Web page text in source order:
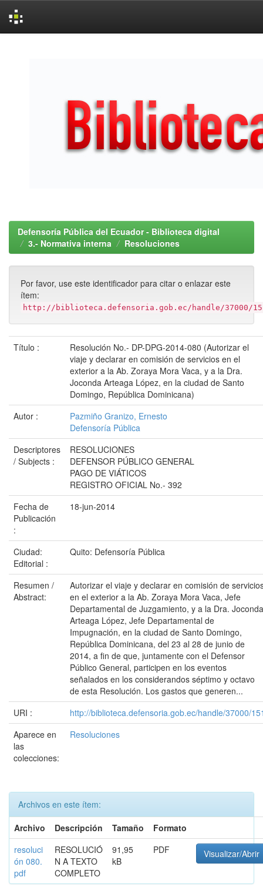
Defensoría Pública del Ecuador - Biblioteca digital
3.- Normativa interna
Resoluciones
Por favor, use este identificador para citar o enlazar este
ítem:
http://biblioteca.defensoria.gob.ec/handle/37000/
Título :
Resolución No.- DP-DPG-2014-080 (Autorizar el
viaje y declarar en comisión de servicios en el
exterior a la Ab. Zoraya Mora Vaca, y a la Dra.
Joconda Arteaga López, en la ciudad de Santo
Domingo, República Dominicana)
Autor :
Pazmiño Granizo, Ernesto
Defensoría Pública
Descriptores
/ Subjects :
RESOLUCIONES
DEFENSOR PÚBLICO GENERAL
PAGO DE VIÁTICOS
REGISTRO OFICIAL No.- 392
Fecha de
Publicación
:
18-jun-2014
Ciudad:
Editorial :
Quito: Defensoría Pública
Resumen /
Abstract:
Autorizar el viaje y declarar en comisión de
en el exterior a la Ab. Zoraya Mora Vaca, Jefe
Departamental de Juzgamiento, y a la Dra. Joconda
Arteaga López, Jefe Departamental de
Impugnación, en la ciudad de Santo Domingo,
República Dominicana, del 23 al 28 de junio de
2014, a fin de que, juntamente con el Defensor
Público General, participen en los eventos
señalados en los considerandos séptimo y octavo
de esta Resolución. Los gastos que generen...
URI :
http://biblioteca.defensoria.gob.ec/handle/37000/
Aparece en
las
colecciones:
Resoluciones
Archivos en este ítem:
Archivo
Descripción Tamaño
Formato
resoluci
ón 080.
pdf
RESOLUCIÓ
N A TEXTO
COMPLETO
91,95
kB
PDF Visualizar/Abrir